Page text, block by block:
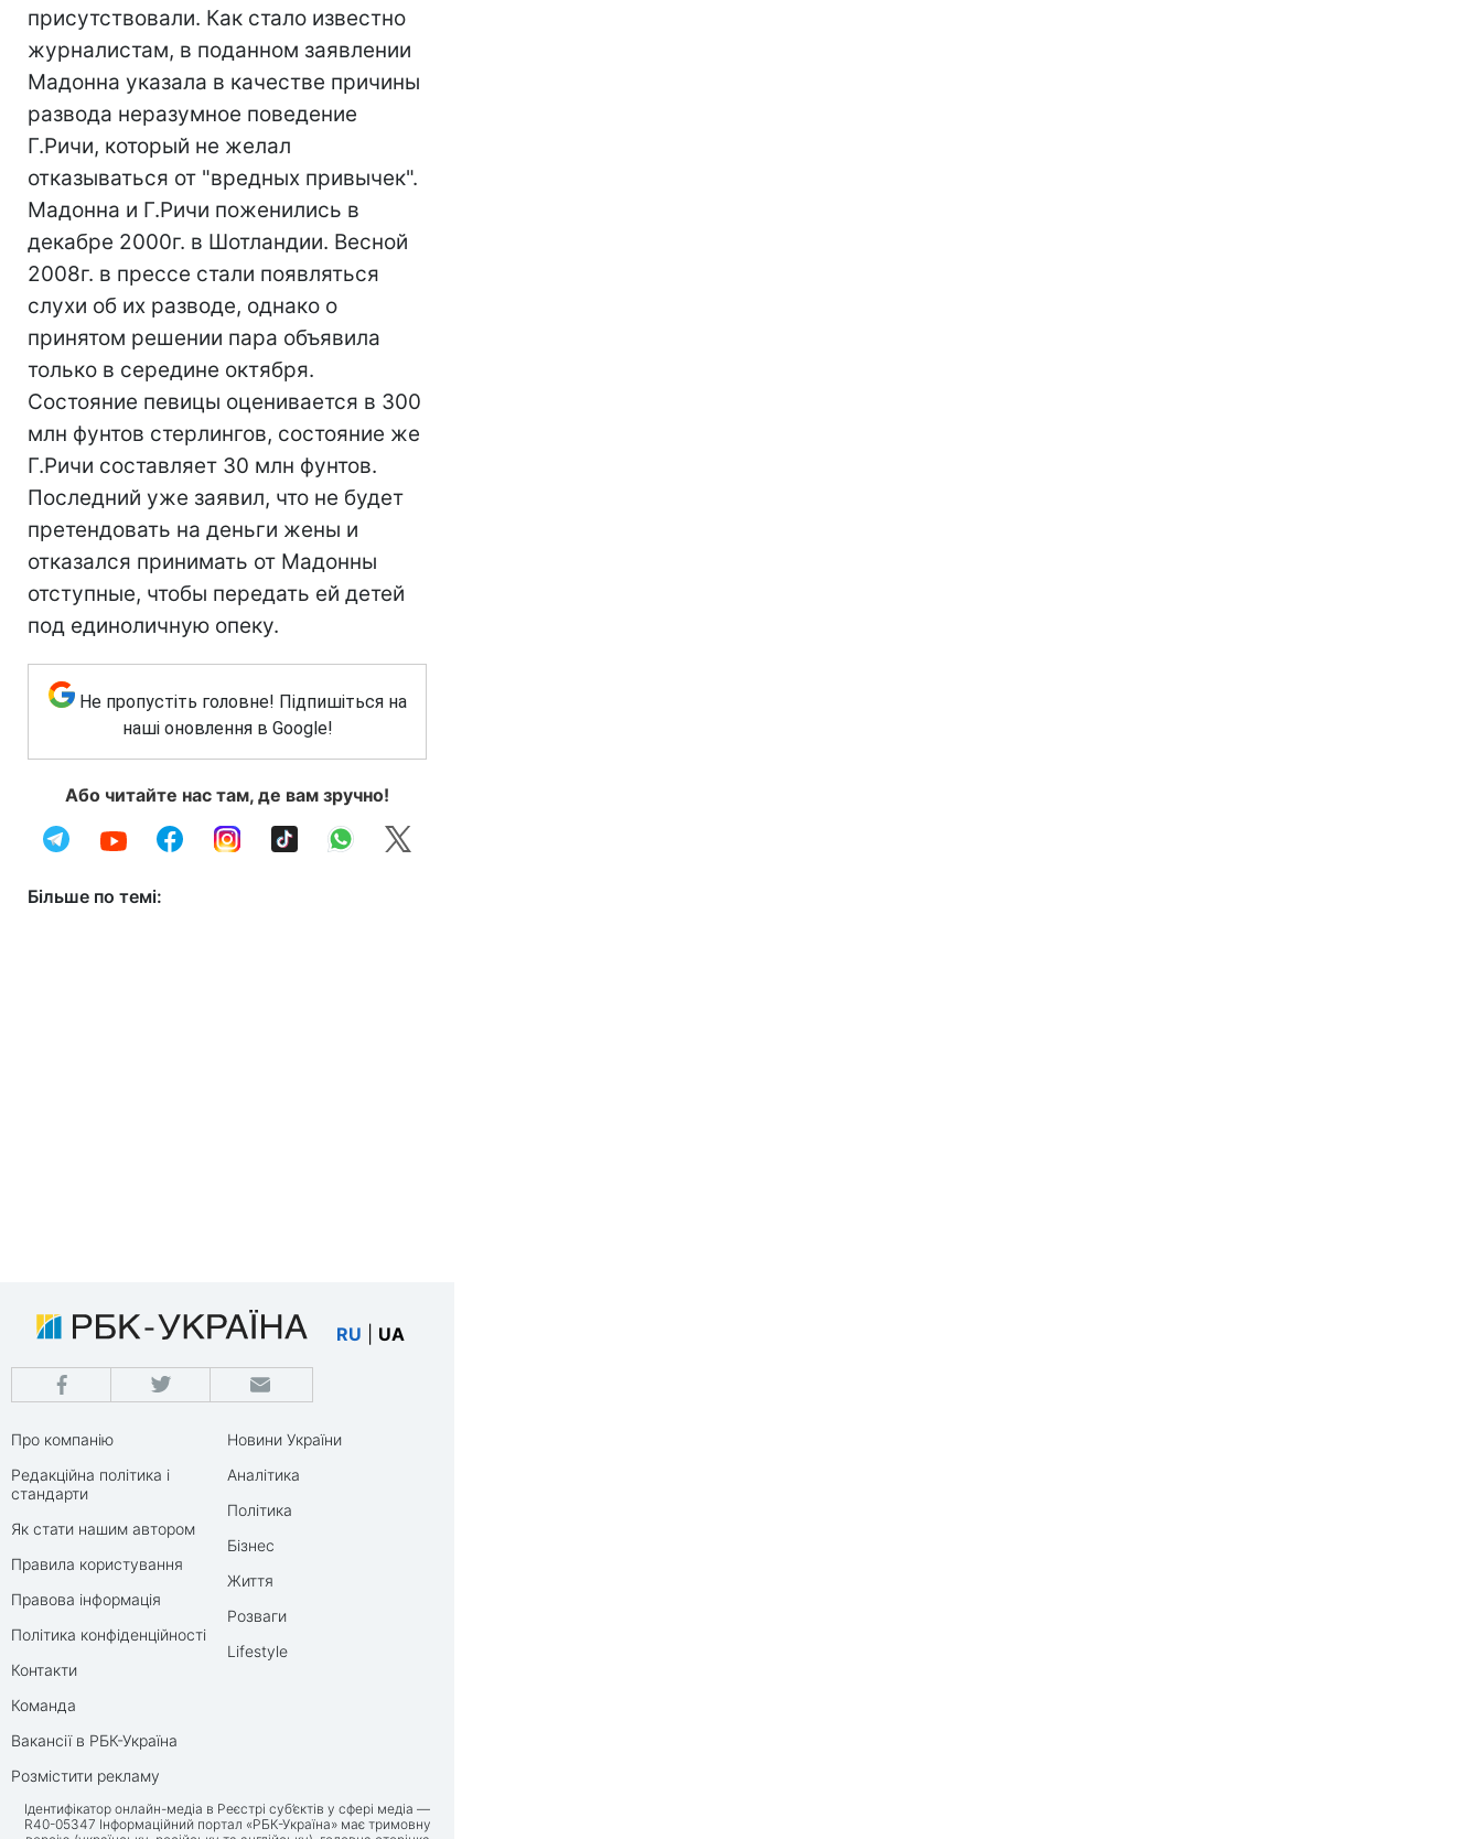
присутствовали. Как стало известно
журналистам, в поданном заявлении
Мадонна указала в качестве причины
развода неразумное поведение
Г.Ричи, который не желал
отказываться от "вредных привычек".
Мадонна и Г.Ричи поженились в
декабре 2000г. в Шотландии. Весной
2008г. в прессе стали появляться
слухи об их разводе, однако о
принятом решении пара объявила
только в середине октября.
Состояние певицы оценивается в 300
млн фунтов стерлингов, состояние же
Г.Ричи составляет 30 млн фунтов.
Последний уже заявил, что не будет
претендовать на деньги жены и
отказался принимать от Мадонны
отступные, чтобы передать ей детей
под единоличную опеку.
Не пропустіть головне! Підпишіться на
наші оновлення в Google!
Або читайте нас там, де вам зручно!
Більше по темі:
RU UA
Про компанію
Редакційна політика і
стандарти
Як стати нашим автором
Правила користування
Правова інформація
Політика конфіденційності
Контакти
Команда
Вакансії в РБК-Україна
Розмістити рекламу
Новини України
Аналітика
Політика
Бізнес
Життя
Розваги
Lifestyle
Ідентифікатор онлайн-медіа в Реєстрі суб’єктів у сфері медіа —
R40-05347 Інформаційний портал «РБК-Україна» має тримовну